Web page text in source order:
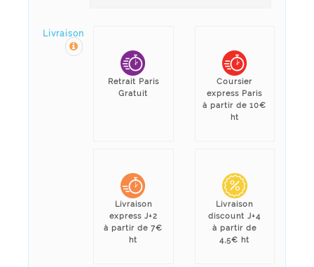
Livraison
Retrait Paris
Gratuit
Coursier
express Paris
à partir de 10€
ht
Livraison
express J+2
à partir de 7€
ht
Livraison
discount J+4
à partir de
4,5€ ht